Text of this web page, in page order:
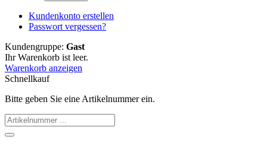
Kundenkonto erstellen
Passwort vergessen?
Kundengruppe: Gast
Ihr Warenkorb ist leer.
Warenkorb anzeigen
Schnellkauf
Bitte geben Sie eine Artikelnummer ein.